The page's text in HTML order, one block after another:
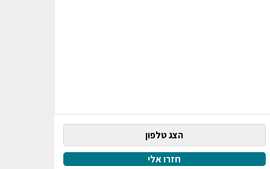
הצג טלפון
חזרו אלי